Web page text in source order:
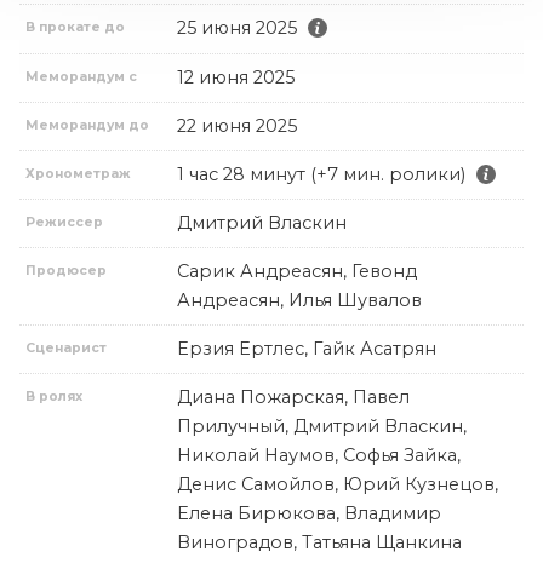
В прокате до 25 июня 2025
Меморандум с 12 июня 2025
Меморандум до 22 июня 2025
Хронометраж 1 час 28 минут (+7 мин. ролики)
Режиссер Дмитрий Власкин
Продюсер
Сарик Андреасян, Гевонд
Андреасян, Илья Шувалов
Сценарист Ерзия Ертлес, Гайк Асатрян
В ролях
Диана Пожарская, Павел
Прилучный, Дмитрий Власкин,
Николай Наумов, Софья Зайка,
Денис Самойлов, Юрий Кузнецов,
Елена Бирюкова, Владимир
Виноградов, Татьяна Щанкина